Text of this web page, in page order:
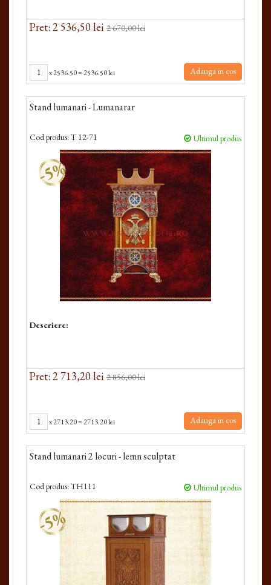
Pret: 2 536,50 lei 2 670,00 lei
x2536.50=2536.50 lei Adauga in cos
Stand lumanari - Lumanarar
Cod produs: T 12-71 Ultimul produs
-5%
Descriere:
Pret: 2 713,20 lei 2 856,00 lei
x2713.20=2713.20 lei Adauga in cos
Stand lumanari 2 locuri - lemn sculptat
Cod produs: TH111 Ultimul produs
-5%